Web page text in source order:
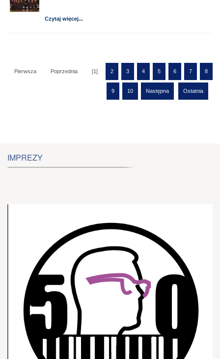
Czytaj więcej...
Pierwsza Poprzednia [1] 2 3 4 5 6 7 8
9 10 Następna Ostatnia
IMPREZY